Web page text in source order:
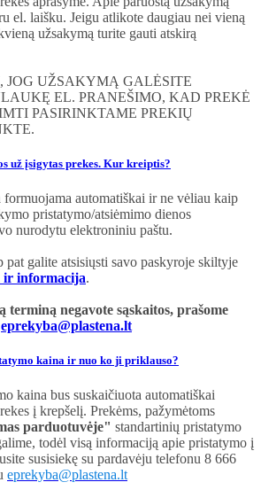
el. laišku. Jeigu atlikote daugiau nei vieną
užsakymą turite gauti atskirą
JOG UŽSAKYMĄ GALĖSITE
EL. PRANEŠIMO, KAD PREKĖ
PASIRINKTAME PREKIŲ
už įsigytas prekes. Kur kreiptis?
formuojama automatiškai ir ne vėliau kaip
pristatymo/atsiėmimo dienos
nurodytu elektroniniu paštu.
pat galite atsisiųsti savo paskyroje skiltyje
ir informacija.
terminą negavote sąskaitos, prašome
eprekyba@plastena.lt
kaina ir nuo ko ji priklauso?
kaina bus suskaičiuota automatiškai
į krepšelį. Prekėms, pažymėtoms
parduotuvėje" standartinių pristatymo
todėl visą informaciją apie pristatymo į
susisiekę su pardavėju telefonu 8 666
eprekyba@plastena.lt